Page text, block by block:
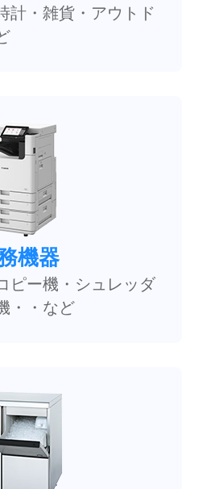
計・雑貨・アウトド
機器
ピー機・シュレッダ
・・など